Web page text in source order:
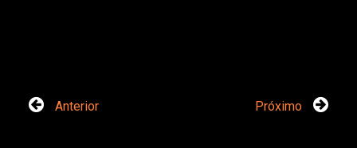
Anterior Próximo